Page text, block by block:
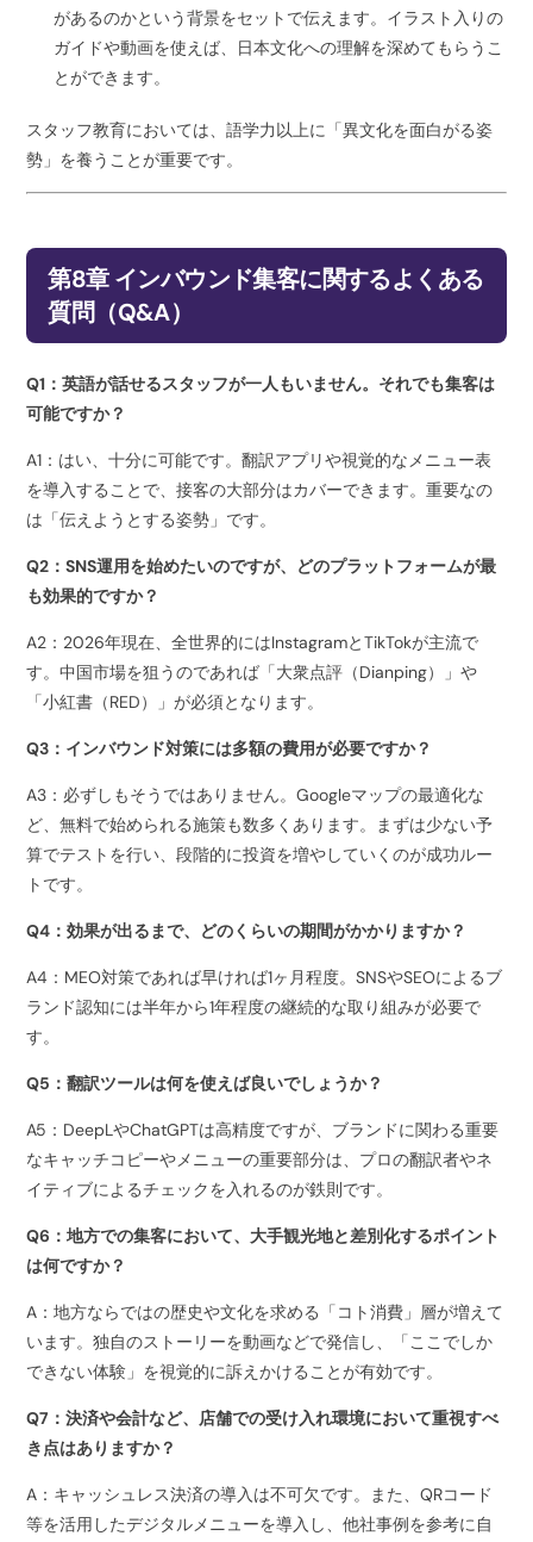
があるのかという背景をセットで伝えます。イラスト入りの
ガイドや動画を使えば、日本文化への理解を深めてもらうこ
とができます。
スタッフ教育においては、語学力以上に「異文化を面白がる姿
勢」を養うことが重要です。
第8章 インバウンド集客に関するよくある
質問（Q&A）
Q1：英語が話せるスタッフが一人もいません。それでも集客は
可能ですか？
A1：はい、十分に可能です。翻訳アプリや視覚的なメニュー表
を導入することで、接客の大部分はカバーできます。重要なの
は「伝えようとする姿勢」です。
Q2：SNS運用を始めたいのですが、どのプラットフォームが最
も効果的ですか？
A2：2026年現在、全世界的にはInstagramとTikTokが主流で
す。中国市場を狙うのであれば「大衆点評（Dianping）」や
「小紅書（RED）」が必須となります。
Q3：インバウンド対策には多額の費用が必要ですか？
A3：必ずしもそうではありません。Googleマップの最適化な
ど、無料で始められる施策も数多くあります。まずは少ない予
算でテストを行い、段階的に投資を増やしていくのが成功ルー
トです。
Q4：効果が出るまで、どのくらいの期間がかかりますか？
A4：MEO対策であれば早ければ1ヶ月程度。SNSやSEOによるブ
ランド認知には半年から1年程度の継続的な取り組みが必要で
す。
Q5：翻訳ツールは何を使えば良いでしょうか？
A5：DeepLやChatGPTは高精度ですが、ブランドに関わる重要
なキャッチコピーやメニューの重要部分は、プロの翻訳者やネ
イティブによるチェックを入れるのが鉄則です。
Q6：地方での集客において、大手観光地と差別化するポイント
は何ですか？
A：地方ならではの歴史や文化を求める「コト消費」層が増えて
います。独自のストーリーを動画などで発信し、「ここでしか
できない体験」を視覚的に訴えかけることが有効です。
Q7：決済や会計など、店舗での受け入れ環境において重視すべ
き点はありますか？
A：キャッシュレス決済の導入は不可欠です。また、QRコード
等を活用したデジタルメニューを導入し、他社事例を参考に自